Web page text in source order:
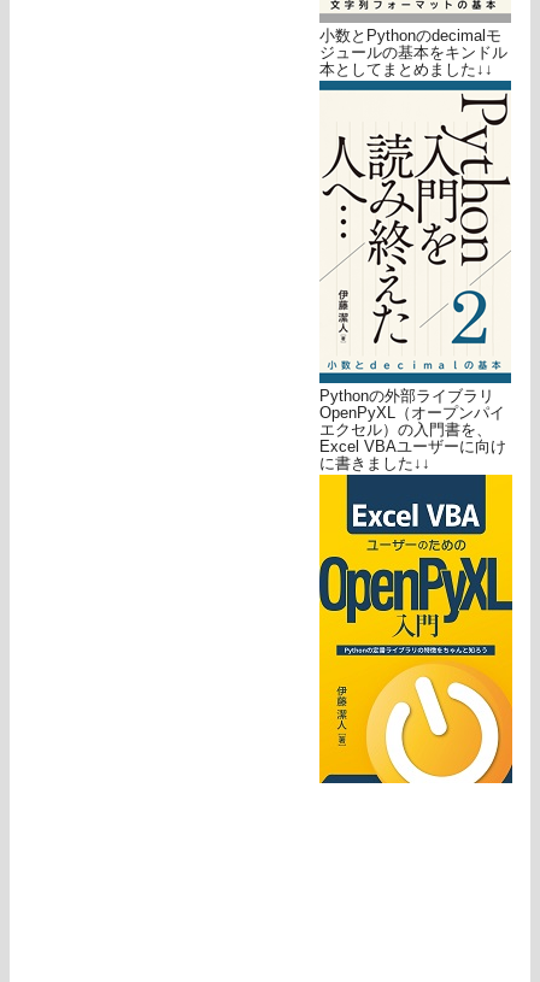
小数とPythonのdecimalモ
ジュールの基本をキンドル
本としてまとめました↓↓
Pythonの外部ライブラリ
OpenPyXL（オープンパイ
エクセル）の入門書を、
Excel VBAユーザーに向け
に書きました↓↓